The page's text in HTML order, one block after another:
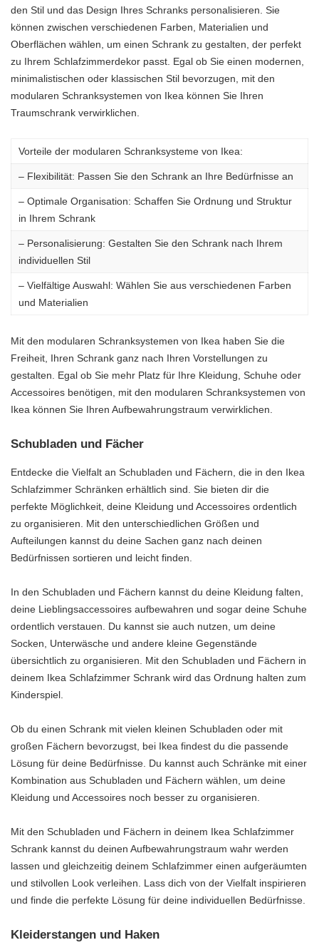
den Stil und das Design Ihres Schranks personalisieren. Sie
können zwischen verschiedenen Farben, Materialien und
Oberflächen wählen, um einen Schrank zu gestalten, der perfekt
zu Ihrem Schlafzimmerdekor passt. Egal ob Sie einen modernen,
minimalistischen oder klassischen Stil bevorzugen, mit den
modularen Schranksystemen von Ikea können Sie Ihren
Traumschrank verwirklichen.
Vorteile der modularen Schranksysteme von Ikea:
– Flexibilität: Passen Sie den Schrank an Ihre Bedürfnisse an
– Optimale Organisation: Schaffen Sie Ordnung und Struktur
in Ihrem Schrank
– Personalisierung: Gestalten Sie den Schrank nach Ihrem
individuellen Stil
– Vielfältige Auswahl: Wählen Sie aus verschiedenen Farben
und Materialien
Mit den modularen Schranksystemen von Ikea haben Sie die
Freiheit, Ihren Schrank ganz nach Ihren Vorstellungen zu
gestalten. Egal ob Sie mehr Platz für Ihre Kleidung, Schuhe oder
Accessoires benötigen, mit den modularen Schranksystemen von
Ikea können Sie Ihren Aufbewahrungstraum verwirklichen.
Schubladen und Fächer
Entdecke die Vielfalt an Schubladen und Fächern, die in den Ikea
Schlafzimmer Schränken erhältlich sind. Sie bieten dir die
perfekte Möglichkeit, deine Kleidung und Accessoires ordentlich
zu organisieren. Mit den unterschiedlichen Größen und
Aufteilungen kannst du deine Sachen ganz nach deinen
Bedürfnissen sortieren und leicht finden.
In den Schubladen und Fächern kannst du deine Kleidung falten,
deine Lieblingsaccessoires aufbewahren und sogar deine Schuhe
ordentlich verstauen. Du kannst sie auch nutzen, um deine
Socken, Unterwäsche und andere kleine Gegenstände
übersichtlich zu organisieren. Mit den Schubladen und Fächern in
deinem Ikea Schlafzimmer Schrank wird das Ordnung halten zum
Kinderspiel.
Ob du einen Schrank mit vielen kleinen Schubladen oder mit
großen Fächern bevorzugst, bei Ikea findest du die passende
Lösung für deine Bedürfnisse. Du kannst auch Schränke mit einer
Kombination aus Schubladen und Fächern wählen, um deine
Kleidung und Accessoires noch besser zu organisieren.
Mit den Schubladen und Fächern in deinem Ikea Schlafzimmer
Schrank kannst du deinen Aufbewahrungstraum wahr werden
lassen und gleichzeitig deinem Schlafzimmer einen aufgeräumten
und stilvollen Look verleihen. Lass dich von der Vielfalt inspirieren
und finde die perfekte Lösung für deine individuellen Bedürfnisse.
Kleiderstangen und Haken